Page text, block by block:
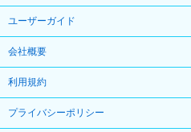
ユーザーガイド
会社概要
利用規約
プライバシーポリシー